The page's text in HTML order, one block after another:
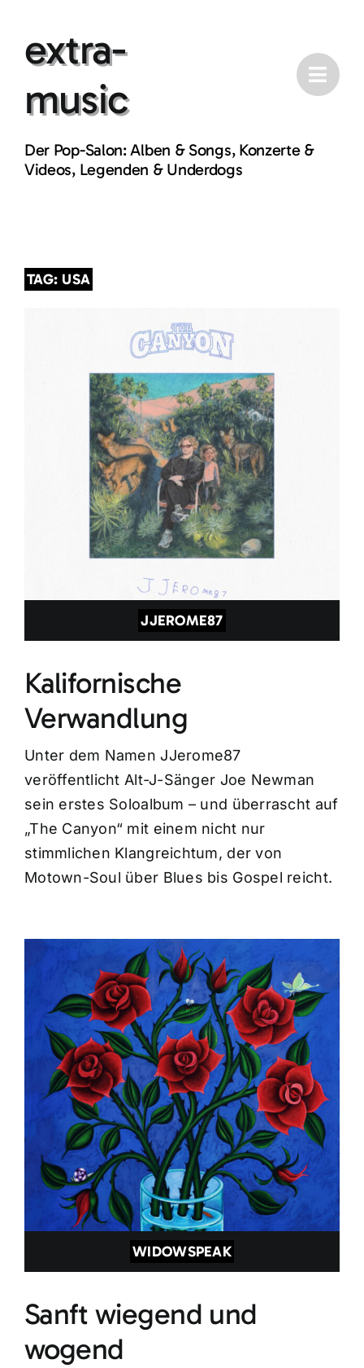
contentextra-
music
Der Pop-Salon: Alben & Songs, Konzerte &
Videos, Legenden & Underdogs
TAG: USA
JJEROME87
Kalifornische
Verwandlung
Unter dem Namen JJerome87
veröffentlicht Alt-J-Sänger Joe Newman
sein erstes Soloalbum – und überrascht auf
„The Canyon“ mit einem nicht nur
stimmlichen Klangreichtum, der von
Motown-Soul über Blues bis Gospel reicht.
WIDOWSPEAK
Sanft wiegend und
wogend